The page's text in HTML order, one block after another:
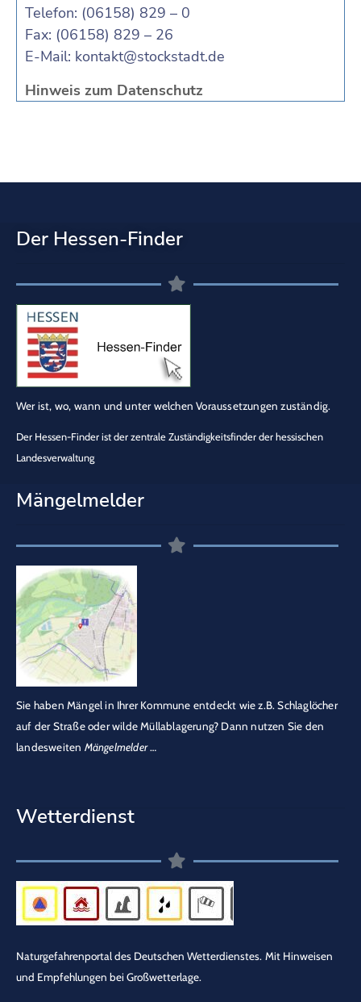
Telefon: (06158) 829 – 0
Fax: (06158) 829 – 26
E-Mail: kontakt@stockstadt.de
Hinweis zum Datenschutz
Der Hessen-Finder
Wer ist, wo, wann und unter welchen Voraussetzungen zuständig.
Der Hessen-Finder ist der zentrale Zuständigkeitsfinder der hessischen
Landesverwaltung
Mängelmelder
Sie haben Mängel in Ihrer Kommune entdeckt wie z.B. Schlaglöcher
auf der Straße oder wilde Müllablagerung? Dann nutzen Sie den
landesweiten Mängelmelder…
Wetterdienst
Naturgefahrenportal des Deutschen Wetterdienstes. Mit Hinweisen
und Empfehlungen bei Großwetterlage.